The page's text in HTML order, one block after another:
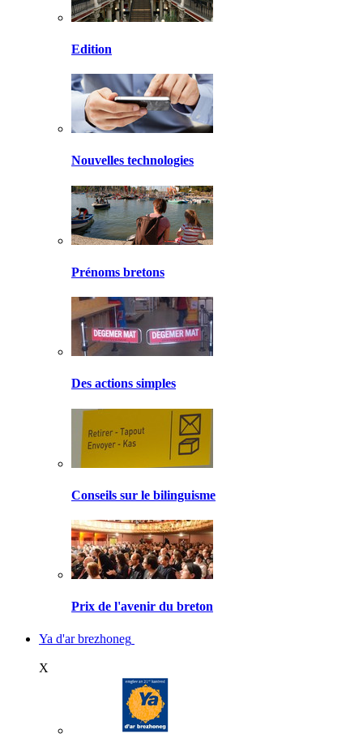
Edition
Nouvelles technologies
Prénoms bretons
Des actions simples
Conseils sur le bilinguisme
Prix de l'avenir du breton
Ya d'ar brezhoneg
X